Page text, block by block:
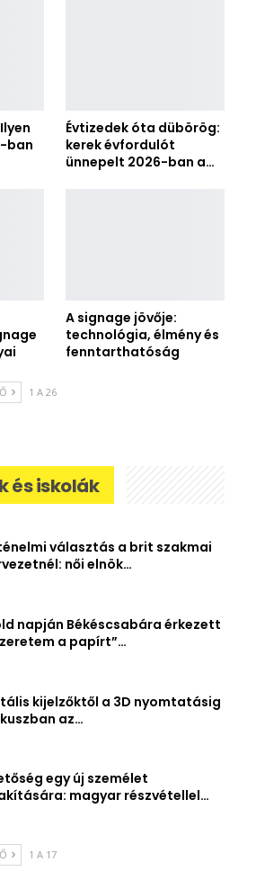
ban
Évtizedek óta dübörög:
kerek évfordulót
ünnepelt 2026-ban a…
A signage jövője:
technológia, élmény és
fenntarthatóság
1 A 26
és iskolák
választás a brit szakmai
női elnök…
napján Békéscsabára érkezett
a papírt”…
kijelzőktől a 3D nyomtatásig
az…
egy új személet
magyar részvétellel…
1 A 17